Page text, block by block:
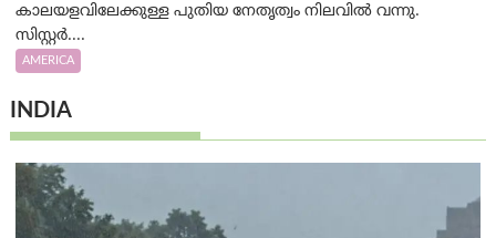
കാലയളവിലേക്കുള്ള പുതിയ നേതൃത്വം നിലവിൽ വന്നു.
സിസ്റ്റർ....
AMERICA
INDIA